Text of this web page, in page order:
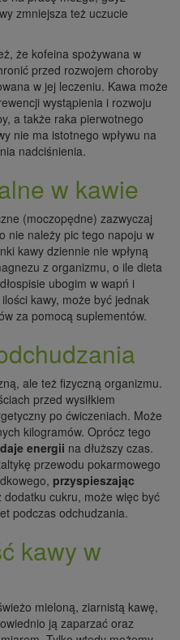
zmniejsza też uczucie
że kofeina spożywana w
przed rozwojem choroby
w jej leczeniu. Kawa może
wystąpienia i rozwoju
a także raka pierwotnego
nie ma istotnego wpływu na
nadciśnienia.
w kawie
(moczopędne) zazwyczaj
nie należy pic tego napoju w
kawy dziennie nie wpłyną
z organizmu, o ile dieta
ubogim w wapń i
kawy, może być jednak
za pomocą suplementów.
ale też fizyczną organizmu.
przed wysiłkiem
po ćwiczeniach. Może
kilogramów. Oprócz tego
energii na dłuższy czas.
przewodu pokarmowego
przyspieszając
dodatku cukru, może więc być
podczas odchudzania.
kawy w
mieloną, ziarnistą kawę,
ją zaparzać oraz